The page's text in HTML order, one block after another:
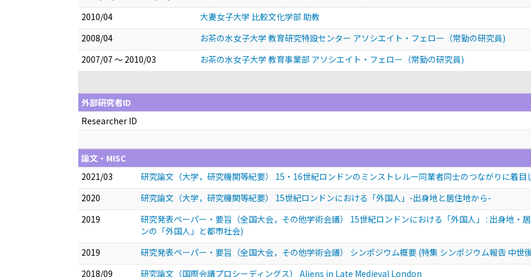
2010/04
大妻女子大学 比較文化学部 助教
2008/04
お茶の水女子大学 教育研究特設センター アソシエイト・フェロー（常勤の研究員)
2007/07 ～ 2010/03
お茶の水女子大学 教育事業部 アソシエイト・フェロー（常勤の研究員)
外部研究者ID
Researcher ID
論文・MISC
2021/03
研究論文（大学，研究機関等紀要） 15・16世紀ロンドンのミンストレルー同業者同士のつながりに着
2020
研究論文（大学，研究機関等紀要） 15世紀ロンドンにおける「外国人」-出身地と居住地から-
2019
研究発表ペーパー・要旨（全国大会，その他学術会議） 15世紀ロンドンにおける「外国人」 : 出身地・
ンの「外国人」と都市社会)
2019
研究発表ペーパー・要旨（全国大会，その他学術会議） シンポジウム概要 (特集 シンポジウム報告 中世
2018/09
研究論文（国際会議プロシーディングス） Aliens in Late Medieval London